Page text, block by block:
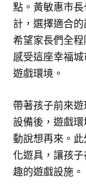
點。黃敏惠市
計，選擇適合
希望家長們全
感受這座幸福
遊戲環境。
帶著孩子前來
設備後，遊戲
動說想再來。
化遊具，讓孩
趣的遊戲設施。